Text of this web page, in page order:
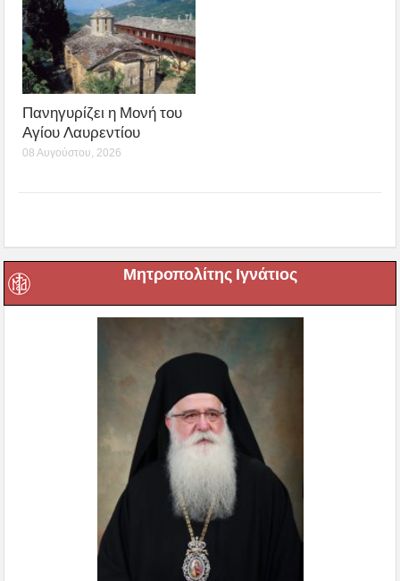
Πανηγυρίζει η Μονή του
Αγίου Λαυρεντίου
08 Αυγούστου, 2026
Μητροπολίτης Ιγνάτιος